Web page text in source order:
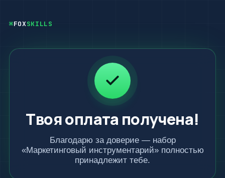
⌘FOXSKILLS
Твоя оплата получена!
Благодарю за доверие — набор
«Маркетинговый инструментарий» полностью
принадлежит тебе.